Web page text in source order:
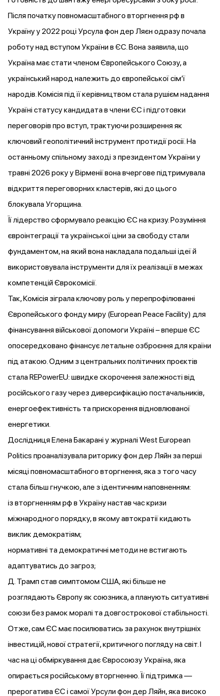
Після початку повномасштабного вторгнення рф в
Україну у 2022 році Урсула фон дер Ляєн одразу почала
роботу над вступом України в ЄС. Вона заявила, що
Україна має стати членом Європейського Союзу, а
український народ належить до європейської сім’ї
народів. Комісія під її керівництвомсталарушієм надання
Україні статусу кандидата в члени ЄС і підготовки
переговорів про вступ, трактуючи розширення як
ключовий геополітичний інструмент протидії росії. На
останньому спільному заході з президентом України у
травні 2026 року у Вірменії вона вчергове підтримувала
відкриття переговорних кластерів, які до цього
блокувала Угорщина.
Її лідерство сформувало реакцію ЄС на кризу. Розуміння
євроінтеграції та української ціни за свободу стали
фундаментом, на який вона накладала подальші ідеї й
використовувала інструменти для їх реалізації в межах
компетенцій Єврокомісії.
Так, Комісія зіграла ключову роль у перепрофілюванні
Європейського фонду миру (European Peace Facility) для
фінансування військової допомоги Україні – вперше ЄС
опосередковано фінансуєлетальне озброєння для країни
під атакою. Одним з центральних політичних проєктів
сталаREPowerEU: швидке скорочення залежності від
російського газу через диверсифікацію постачальників,
енергоефективність та прискорення відновлюваної
енергетики.
Дослідниця Елена Бакарані у журналі West European
Politics проаналізувалариторику фон дер Ляйн за перші
місяці повномасштабного вторгнення, яка з того часу
стала більш гнучкою, але з ідентичним наповненням:
із вторгненням рф в Україну настав час кризи
міжнародного порядку, в якому автократії кидають
виклик демократіям;
нормативні та демократичні методи не встигають
адаптуватись до загроз;
Д. Трамп став симптомом США, які більше не
розглядають Європу як союзника, а планують ситуативні
союзи без рамок моралі та довгострокової стабільності.
Отже, сам ЄС має посилюватись за рахунок внутрішніх
інвестицій, нової стратегії, критичного погляду на світ. І
час на ці обміркування дає Євросоюзу Україна, яка
опирається російському вторгненню. Її підтримка —
прерогатива ЄС і самої Урсули фон дер Ляйн, яка високо